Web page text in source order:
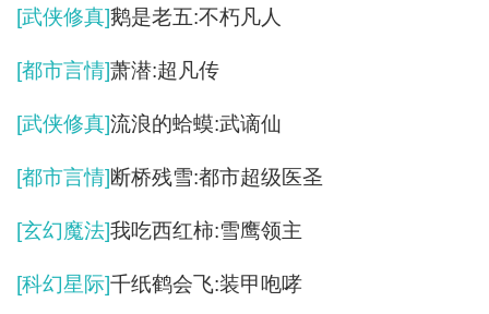
[武侠修真]鹅是老五:不朽凡人
[都市言情]萧潜:超凡传
[武侠修真]流浪的蛤蟆:武谪仙
[都市言情]断桥残雪:都市超级医圣
[玄幻魔法]我吃西红柿:雪鹰领主
[科幻星际]千纸鹤会飞:装甲咆哮